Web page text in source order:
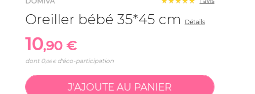
Oreiller bébé 35*45 cm Détails
10,90 €
dont 0,06 €d'éco-participation